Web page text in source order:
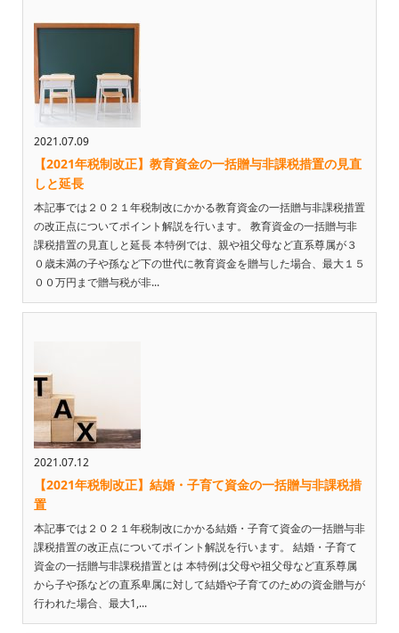
2021.07.09
【2021年税制改正】教育資金の一括贈与非課税措置の見直
しと延長
本記事では２０２１年税制改にかかる教育資金の一括贈与非課税措置
の改正点についてポイント解説を行います。 教育資金の一括贈与非
課税措置の見直しと延長 本特例では、親や祖父母など直系尊属が３
０歳未満の子や孫など下の世代に教育資金を贈与した場合、最大１５
００万円まで贈与税が非...
2021.07.12
【2021年税制改正】結婚・子育て資金の一括贈与非課税措
置
本記事では２０２１年税制改にかかる結婚・子育て資金の一括贈与非
課税措置の改正点についてポイント解説を行います。 結婚・子育て
資金の一括贈与非課税措置とは 本特例は父母や祖父母など直系尊属
から子や孫などの直系卑属に対して結婚や子育てのための資金贈与が
行われた場合、最大1,...